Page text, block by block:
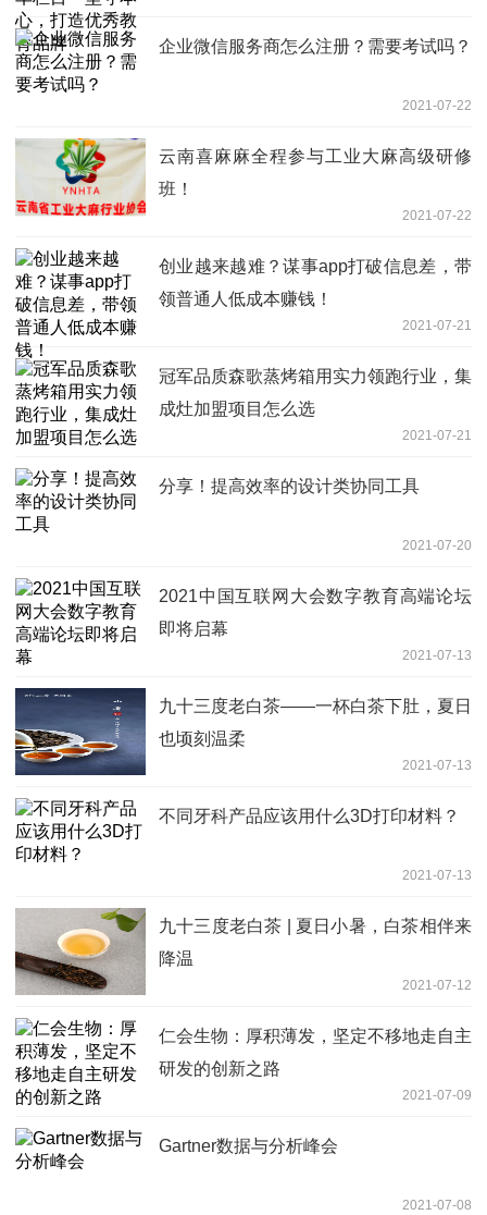
企业微信服务商怎么注册？需要考试吗？
2021-07-22
云南喜麻麻全程参与工业大麻高级研修
班！
2021-07-22
创业越来越难？谋事app打破信息差，带
领普通人低成本赚钱！
2021-07-21
冠军品质森歌蒸烤箱用实力领跑行业，集
成灶加盟项目怎么选
2021-07-21
分享！提高效率的设计类协同工具
2021-07-20
2021中国互联网大会数字教育高端论坛
即将启幕
2021-07-13
九十三度老白茶——一杯白茶下肚，夏日
也顷刻温柔
2021-07-13
不同牙科产品应该用什么3D打印材料？
2021-07-13
九十三度老白茶 | 夏日小暑，白茶相伴来
降温
2021-07-12
仁会生物：厚积薄发，坚定不移地走自主
研发的创新之路
2021-07-09
Gartner数据与分析峰会
2021-07-08